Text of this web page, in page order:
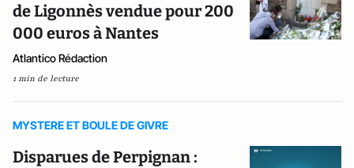
de Ligonnès vendue pour 200
000 euros à Nantes
Atlantico Rédaction
1 min de lecture
MYSTERE ET BOULE DE GIVRE
Disparues de Perpignan :